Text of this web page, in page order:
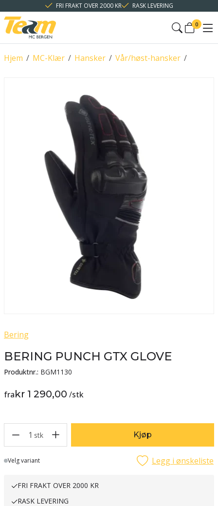
FRI FRAKT OVER 2000 KR RASK LEVERING
0
/
Hjem /
MC-Klær /
Hansker /
Vår/høst-hansker
Bering
BERING PUNCH GTX GLOVE
Produktnr.: BGM1130
frakr 1 290,00 /stk
1 stk Kjøp
Lager
Velg variant Legg i ønskeliste
FRI FRAKT OVER 2000 KR
RASK LEVERING